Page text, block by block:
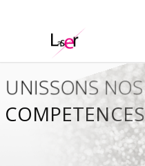
COMPETENCES
UNISSONS NOS